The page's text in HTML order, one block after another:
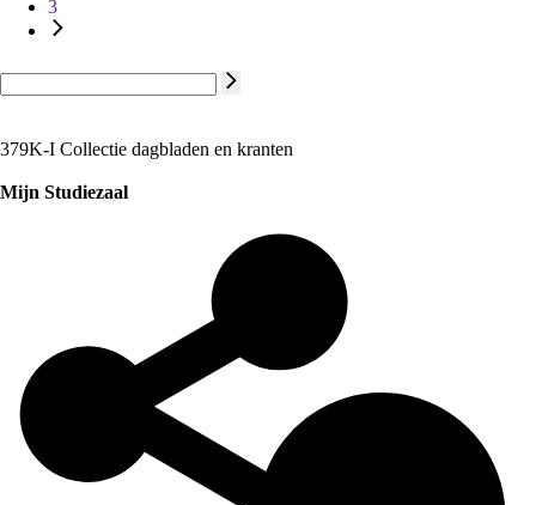
3
379K-I Collectie dagbladen en kranten
Mijn Studiezaal